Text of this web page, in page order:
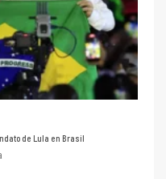
de Lula en Brasil